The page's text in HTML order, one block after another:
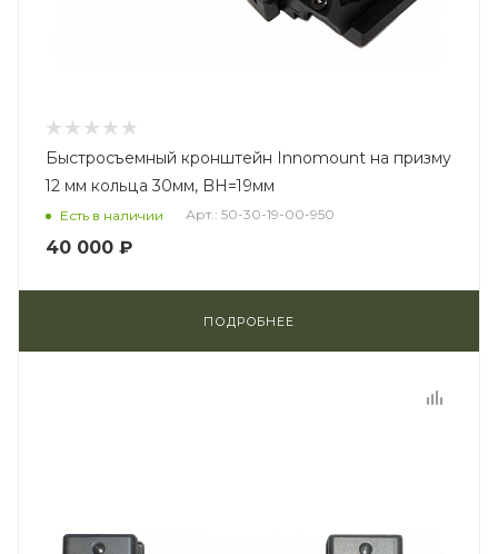
Быстросъемный кронштейн Innomount на призму
12 мм кольца 30мм, BH=19мм
Есть в наличии Арт.: 50-30-19-00-950
40 000 ₽
ПОДРОБНЕЕ